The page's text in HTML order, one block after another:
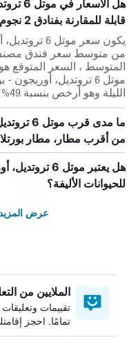
هل
قابلة للمقارنة بفنادق 2 نجوم في تروتدال؟
يكون سعر
الليلة وهو أرخص بنسبة 49% وسطياً في تروتدال.
ما مدى
من أقرب مطار، مطار
هل يعتبر موتل
للحيوانات الأليفة؟
عرض
الملايين من
تقييمات
تمامًا. احجز